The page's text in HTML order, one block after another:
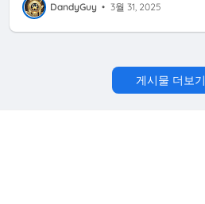
DandyGuy • 3월 31, 2025
게시물 더보기